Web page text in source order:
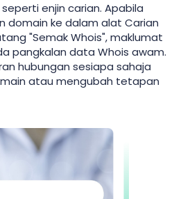
enjin carian. Apabila
domain ke dalam alat Carian
"Semak Whois", maklumat
pangkalan data Whois awam.
hubungan sesiapa sahaja
atau mengubah tetapan